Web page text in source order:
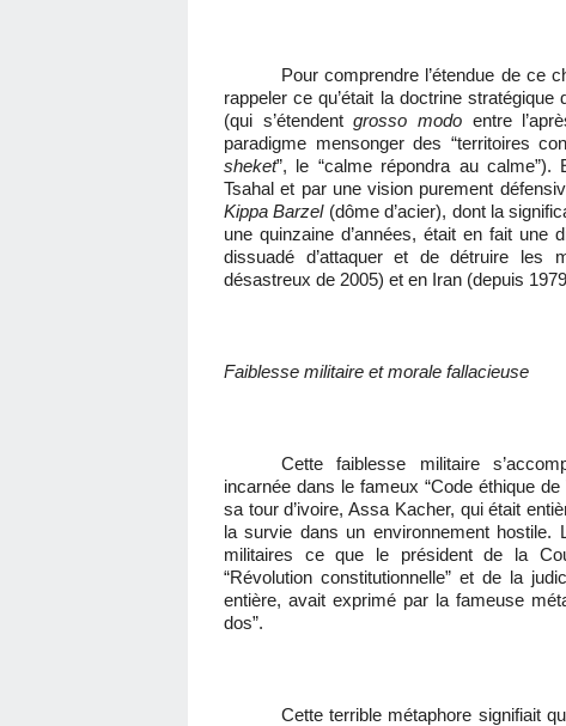
Pour comprendre l’étendue de ce
rappeler ce qu’était la doctrine
(qui s’étendentgrosso modo entre
paradigme mensonger des “territoires
sheket”, le “calme répondra au
Tsahal et par une vision purement
Kippa Barzel(dôme d’acier), dont la
une quinzaine d’années, était en fait une
dissuadé d’attaquer et de détruire les
désastreux de 2005) et en Iran (depuis
Faiblesse militaire et morale fallacieuse
Cette faiblesse militaire
incarnée dans le fameux “Code éthique
sa tour d’ivoire, Assa Kacher, qui était
la survie dans un environnement hostile.
militaires ce que le président de la
“Révolution constitutionnelle” et de la
entière, avait exprimé par la fameuse
dos”.
Cette terrible métaphore signifiait